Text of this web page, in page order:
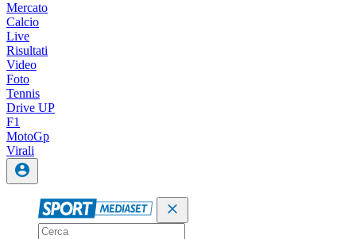
Mercato
Calcio
Live
Risultati
Video
Foto
Tennis
Drive UP
F1
MotoGp
Virali